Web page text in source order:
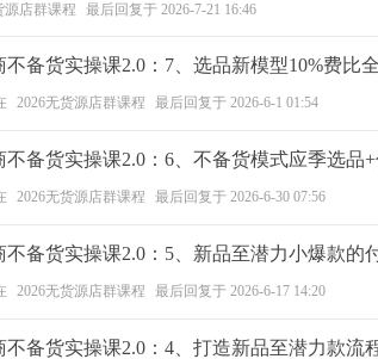
源店群课程 最后回复于 2026-7-21 16:46
不备货实操课2.0：7、选品新模型10%费比
2026无货源店群课程 最后回复于 2026-6-1 01:54
不备货实操课2.0：6、不备货模式应季选品
2026无货源店群课程 最后回复于 2026-6-30 07:56
不备货实操课2.0：5、新品至潜力小爆款的
2026无货源店群课程 最后回复于 2026-6-17 14:20
不备货实操课2.0：4、打造新品至潜力款流